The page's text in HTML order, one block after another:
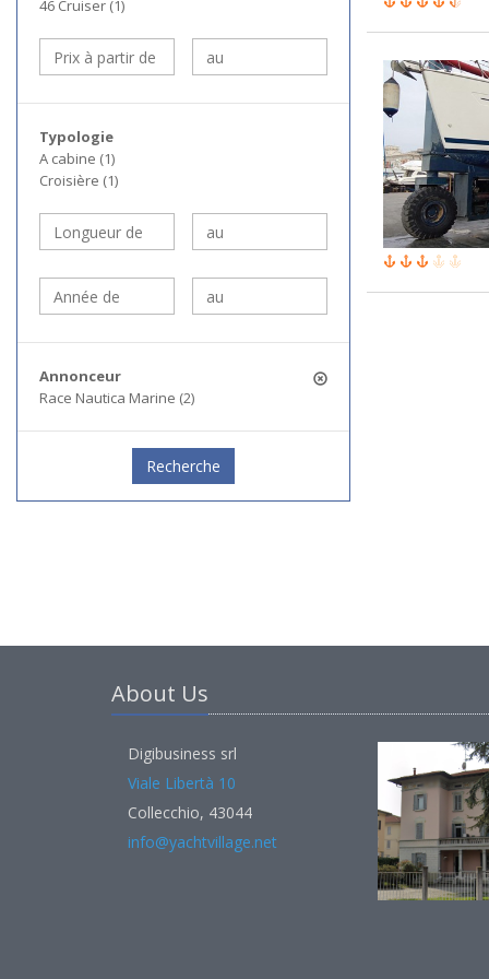
46 Cruiser (1)
Typologie
A cabine (1)
Croisière (1)
Annonceur
Race Nautica Marine (2)
Recherche
About Us
Digibusiness srl
Viale Libertà 10
Collecchio, 43044
info@yachtvillage.net